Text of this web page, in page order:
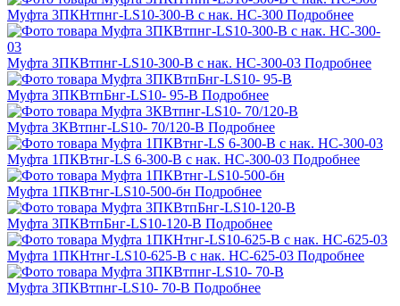
Муфта 3ПКНтпнг-LS10-300-В с нак. НС-300 Подробнее
Муфта 3ПКВтпнг-LS10-300-В с нак. НС-300-03 Подробнее
Муфта 3ПКВтпБнг-LS10- 95-В Подробнее
Муфта 3КВтпнг-LS10- 70/120-В Подробнее
Муфта 1ПКВтнг-LS 6-300-В с нак. НС-300-03 Подробнее
Муфта 1ПКВтнг-LS10-500-бн Подробнее
Муфта 3ПКВтпБнг-LS10-120-В Подробнее
Муфта 1ПКНтнг-LS10-625-В с нак. НС-625-03 Подробнее
Муфта 3ПКВтпнг-LS10- 70-В Подробнее